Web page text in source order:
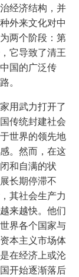
经济结构，并
外来文化对中
两个阶段：第
它导致了清王
国的广泛传
。
用武力打开了
传统封建社会
世界的领先地
。然而，在这
和自满的状
长期停滞不
其社会生产力
来越快。他们
界各个国家与
本主义市场体
在经济上或沦
开始逐渐落后